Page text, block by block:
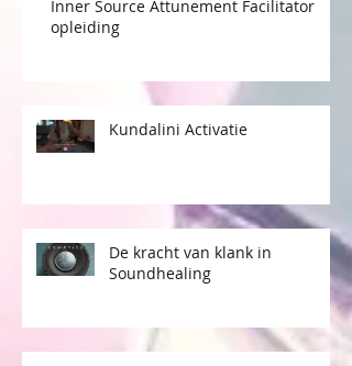
Inner Source Attunement Facilitator
opleiding
Kundalini Activatie
De kracht van klank in
Soundhealing